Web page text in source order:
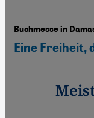
Buchmesse in
Eine Freiheit,